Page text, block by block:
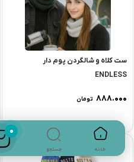
ست کلاه و شالگردن پوم دار
ENDLESS
۸۸۸.۰۰۰ تومان
خانه جستجو
0